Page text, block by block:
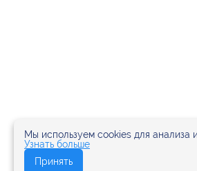
Мы используем cookies для анализа
Узнать больше
Принять